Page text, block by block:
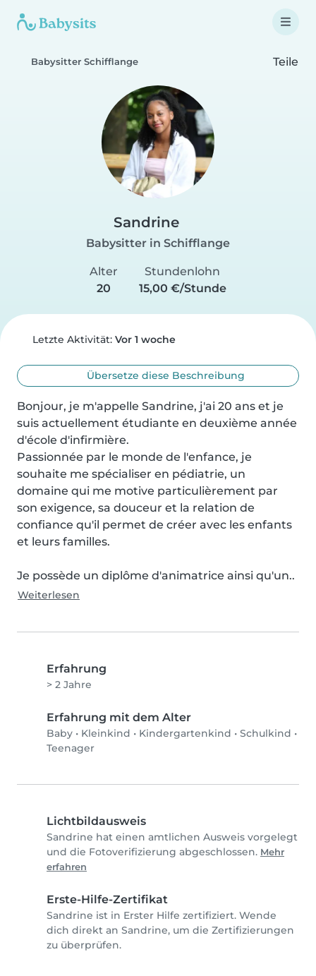
Babysitter Schifflange Teile
Sandrine
Babysitter in Schifflange
Alter
20
Stundenlohn
15,00 €/Stunde
Letzte Aktivität: Vor 1 woche
Übersetze diese Beschreibung
Bonjour, je m'appelle Sandrine, j'ai 20 ans et je
suis actuellement étudiante en deuxième année
d'école d'infirmière.
Passionnée par le monde de l'enfance, je
souhaite me spécialiser en pédiatrie, un
domaine qui me motive particulièrement par
son exigence, sa douceur et la relation de
confiance qu'il permet de créer avec les enfants
et leurs familles.
Je possède un diplôme d'animatrice ainsi qu'un..
Weiterlesen
Erfahrung
> 2 Jahre
Erfahrung mit dem Alter
Baby • Kleinkind • Kindergartenkind • Schulkind •
Teenager
Lichtbildausweis
Sandrine hat einen amtlichen Ausweis vorgelegt
und die Fotoverifizierung abgeschlossen. Mehr
erfahren
Erste-Hilfe-Zertifikat
Sandrine ist in Erster Hilfe zertifiziert. Wende
dich direkt an Sandrine, um die Zertifizierungen
zu überprüfen.